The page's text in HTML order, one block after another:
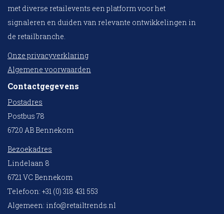
met diverse retailevents een platform voor het
signaleren en duiden van relevante ontwikkelingen in
de retailbranche.
Onze privacyverklaring
Algemene voorwaarden
Contactgegevens
Postadres
Postbus 78
6720 AB Bennekom
Bezoekadres
Lindelaan 8
6721 VC Bennekom
Telefoon: +31 (0) 318 431 553
Algemeen: info@retailtrends.nl